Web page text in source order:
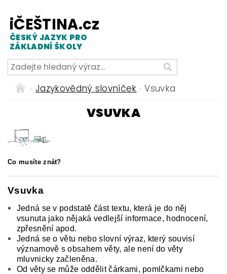
iČEŠTINA.cz
ČESKÝ JAZYK PRO
ZÁKLADNÍ ŠKOLY
Jazykovědný slovníček Vsuvka
VSUVKA
Co musíte znát?
Vsuvka
Jedná se v podstatě část textu, která je do něj
vsunuta jako nějaká vedlejší informace, hodnocení,
zpřesnění apod.
Jedná se o větu nebo slovní výraz, který souvisí
významově s obsahem věty, ale není do věty
mluvnicky začleněna.
Od věty se může oddělit čárkami, pomlčkami nebo